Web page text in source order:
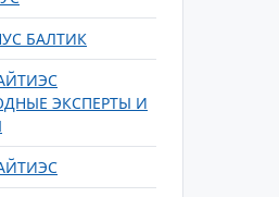
БАЛТИК
ЭКСПЕРТЫ И